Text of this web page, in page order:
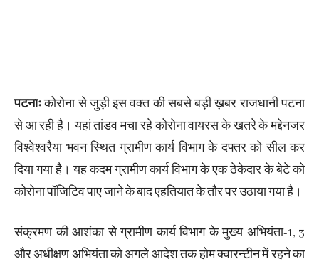
पटनाःकोरोना से जुड़ी इस वक्त की सबसे बड़ी ख़बर राजधानी पटना
से आ रही है। यहां तांडव मचा रहे कोरोना वायरस के खतरे के मद्देनजर
विश्वेश्वरैया भवन स्थित ग्रामीण कार्य विभाग के दफ्तर को सील कर
दिया गया है। यह कदम ग्रामीण कार्य विभाग के एक ठेकेदार के बेटे को
कोरोना पॉजिटिव पाए जाने के बाद एहतियात के तौर पर उठाया गया है।
संक्रमण की आशंका से ग्रामीण कार्य विभाग के मुख्य अभियंता-1, 3
और अधीक्षण अभियंता को अगले आदेश तक होम क्वारन्टीन में रहने का